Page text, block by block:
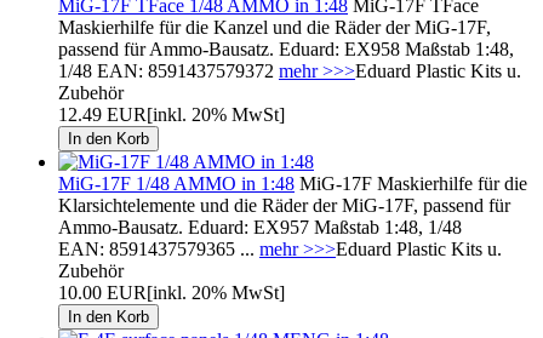
MiG-17F TFace 1/48 AMMO in 1:48 MiG-17F TFace
Maskierhilfe für die Kanzel und die Räder der MiG-17F,
passend für Ammo-Bausatz. Eduard: EX958 Maßstab 1:48,
1/48 EAN: 8591437579372 mehr >>>Eduard Plastic Kits u.
Zubehör
12.49 EUR[inkl. 20% MwSt]
MiG-17F 1/48 AMMO in 1:48 MiG-17F Maskierhilfe für die
Klarsichtelemente und die Räder der MiG-17F, passend für
Ammo-Bausatz. Eduard: EX957 Maßstab 1:48, 1/48
EAN: 8591437579365 ... mehr >>>Eduard Plastic Kits u.
Zubehör
10.00 EUR[inkl. 20% MwSt]